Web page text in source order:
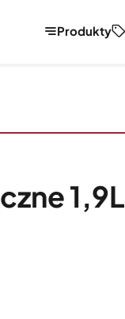
Produkty
1,9L